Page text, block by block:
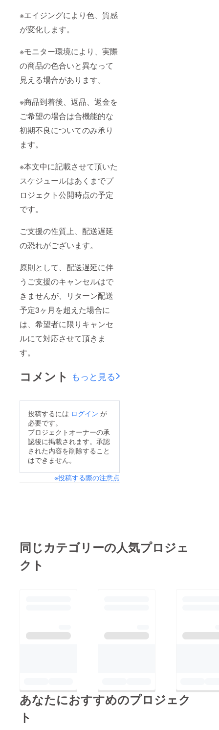
※エイジングにより色、質感
が変化します。
※モニター環境により、実際
の商品の色合いと異なって
見える場合があります。
※商品到着後、返品、返金を
ご希望の場合は合機能的な
初期不良についてのみ承り
ます。
※本文中に記載させて頂いた
スケジュールはあくまでプ
ロジェクト公開時点の予定
です。
ご支援の性質上、配送遅延
の恐れがございます。
原則として、配送遅延に伴
うご支援のキャンセルはで
きませんが、リターン配送
予定3ヶ月を超えた場合に
は、希望者に限りキャンセ
ルにて対応させて頂きま
す。
コメント もっと見る
投稿するには ログイン が
必要です。
プロジェクトオーナーの承
認後に掲載されます。承認
された内容を削除すること
はできません。
※投稿する際の注意点
同じカテゴリーの人気プロジェ
クト
あなたにおすすめのプロジェク
ト